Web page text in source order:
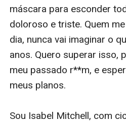
máscara para esconder
doloroso e triste. Quem
dia, nunca vai imaginar o
anos. Quero superar isso,
meu passado r**m, e
meus planos.
Sou Isabel Mitchell, com